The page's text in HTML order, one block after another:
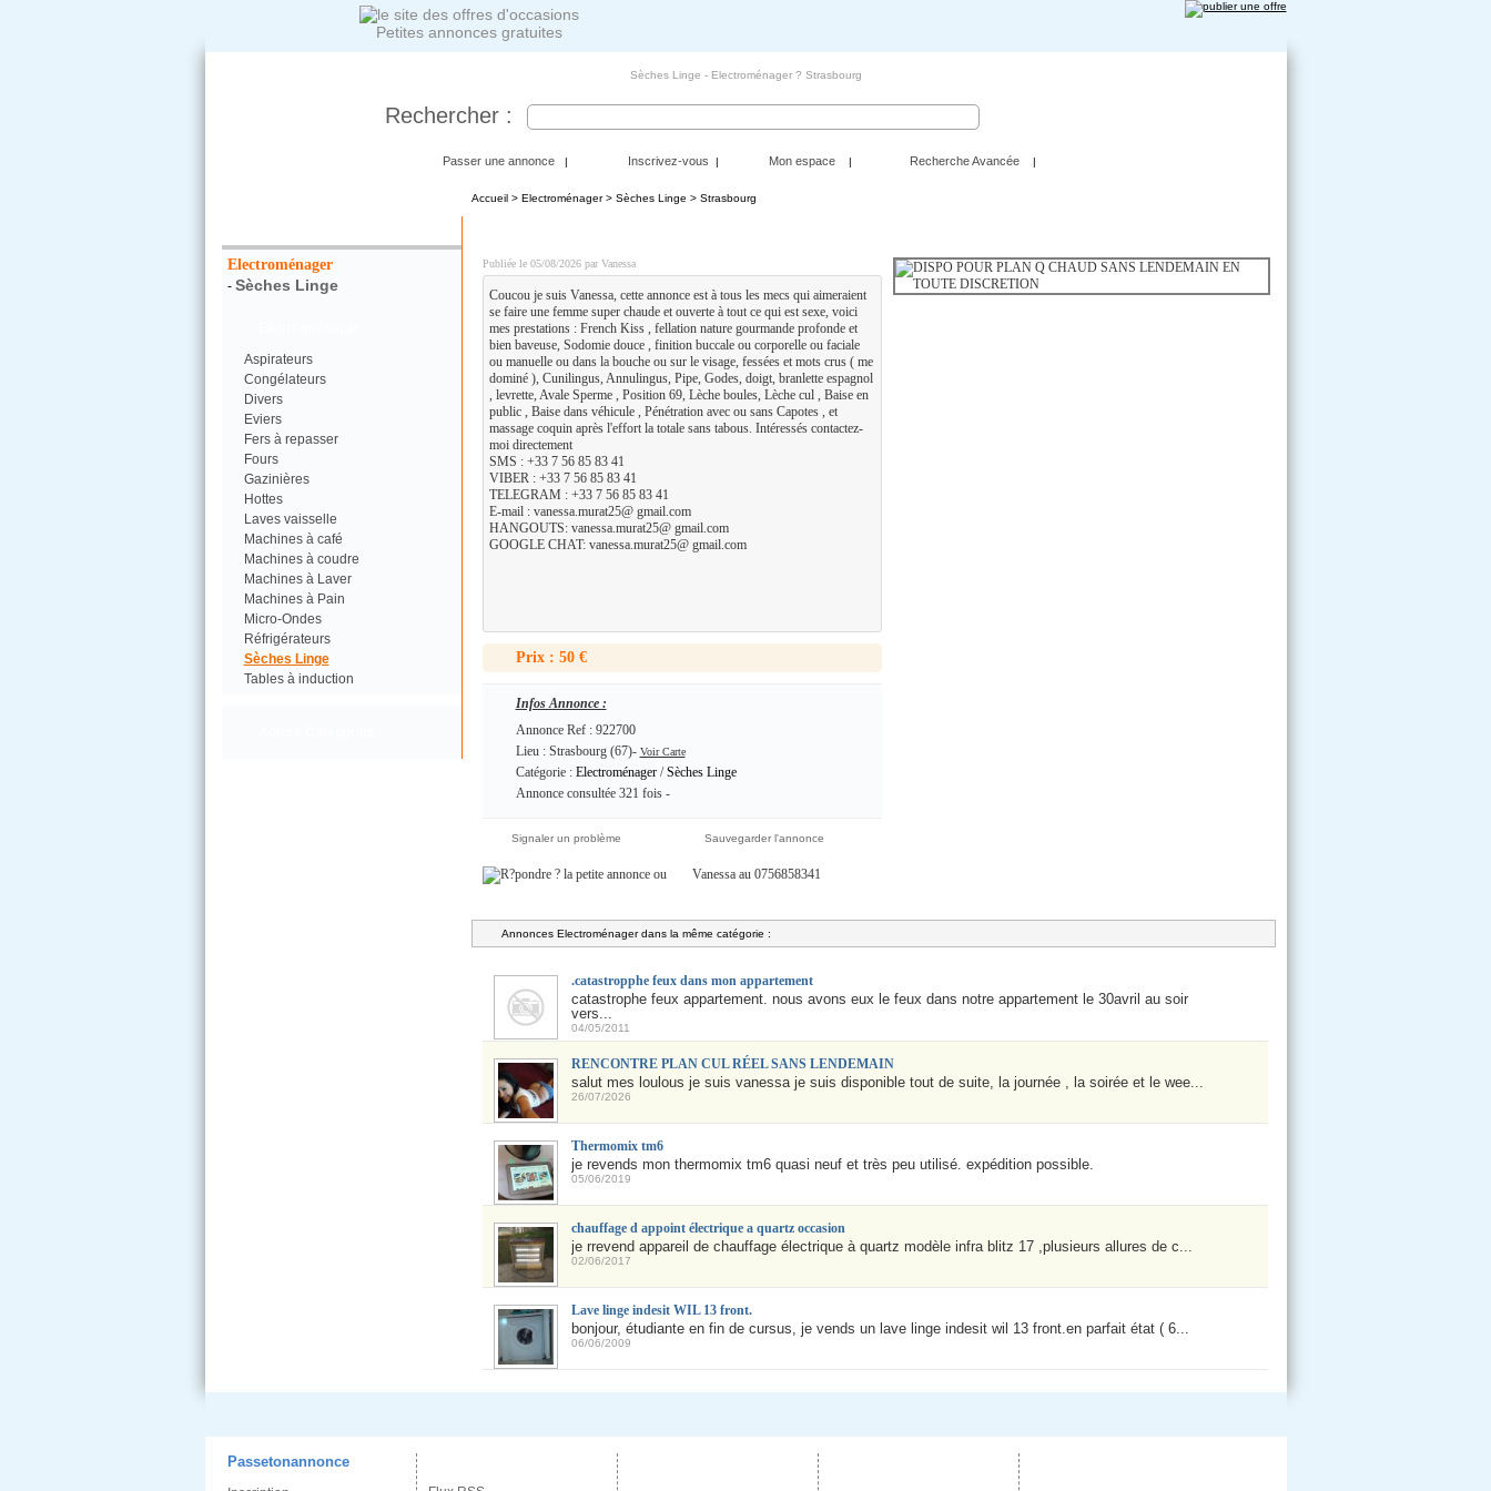
Petites annonces gratuites
Sèches Linge - Electroménager ? Strasbourg
Rechercher :
Passer une annonce | Inscrivez-vous | Mon espace | Recherche Avancée |
Electroménager
- Sèches Linge
Aspirateurs
Congélateurs
Divers
Eviers
Fers à repasser
Fours
Gazinières
Hottes
Laves vaisselle
Machines à café
Machines à coudre
Machines à Laver
Machines à Pain
Micro-Ondes
Réfrigérateurs
Sèches Linge
Tables à induction
Accueil> Electroménager> Sèches Linge > Strasbourg
Publiée le 05/08/2026 par Vanessa
Coucou je suis Vanessa, cette annonce est à tous les mecs qui aimeraient
se faire une femme super chaude et ouverte à tout ce qui est sexe, voici
mes prestations : French Kiss , fellation nature gourmande profonde et
bien baveuse, Sodomie douce , finition buccale ou corporelle ou faciale
ou manuelle ou dans la bouche ou sur le visage, fessées et mots crus ( me
dominé ), Cunilingus, Annulingus, Pipe, Godes, doigt, branlette espagnol
, levrette, Avale Sperme , Position 69, Lèche boules, Lèche cul , Baise en
public , Baise dans véhicule , Pénétration avec ou sans Capotes , et
massage coquin après l'effort la totale sans tabous. Intéressés contactez-
moi directement
SMS : +33 7 56 85 83 41
VIBER : +33 7 56 85 83 41
TELEGRAM : +33 7 56 85 83 41
E-mail : vanessa.murat25@ gmail.com
HANGOUTS: vanessa.murat25@ gmail.com
GOOGLE CHAT: vanessa.murat25@ gmail.com
Prix : 50 €
Infos Annonce :
Annonce Ref : 922700
Lieu : Strasbourg (67)- Voir Carte
Catégorie : Electroménager/Sèches Linge
Annonce consultée 321 fois -
Signaler un problème Sauvegarder l'annonce
ou Vanessa au 0756858341
Annonces Electroménager dans la même catégorie :
.catastropphe feux dans mon appartement
catastrophe feux appartement. nous avons eux le feux dans notre appartement le 30avril au soir
vers...
04/05/2011
RENCONTRE PLAN CUL RÉEL SANS LENDEMAIN
salut mes loulous je suis vanessa je suis disponible tout de suite, la journée , la soirée et le wee...
26/07/2026
Thermomix tm6
je revends mon thermomix tm6 quasi neuf et très peu utilisé. expédition possible.
05/06/2019
chauffage d appoint électrique a quartz occasion
je rrevend appareil de chauffage électrique à quartz modèle infra blitz 17 ,plusieurs allures de c...
02/06/2017
Lave linge indesit WIL 13 front.
bonjour, étudiante en fin de cursus, je vends un lave linge indesit wil 13 front.en parfait état ( 6...
06/06/2009
Passetonannonce